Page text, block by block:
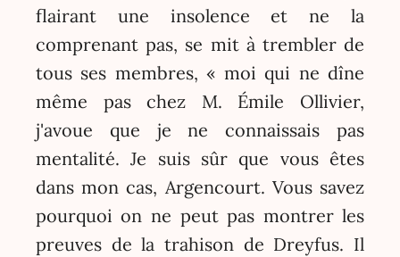
flairant une insolence et ne la
comprenant pas, se mit à trembler de
tous ses membres, « moi qui ne dîne
même pas chez M. Émile Ollivier,
j'avoue que je ne connaissais pas
mentalité. Je suis sûr que vous êtes
dans mon cas, Argencourt. Vous savez
pourquoi on ne peut pas montrer les
preuves de la trahison de Dreyfus. Il